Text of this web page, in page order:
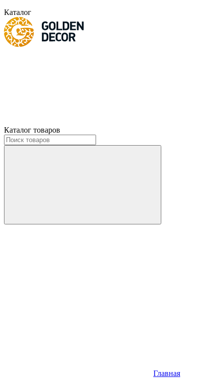
Каталог
Каталог товаров
Главная